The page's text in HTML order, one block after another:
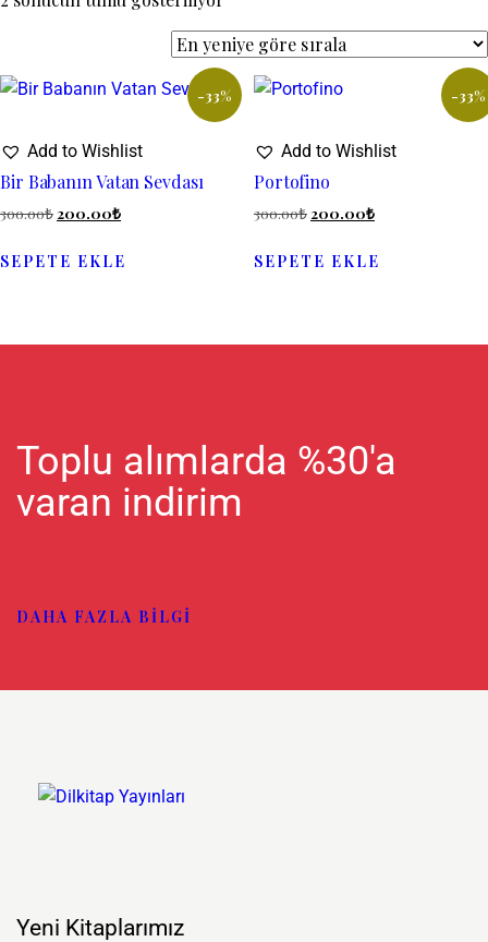
-33%
Add to Wishlist
Bir Babanın Vatan Sevdası
300.00₺200.00₺
SEPETE EKLE
-33%
Add to Wishlist
Portofino
300.00₺200.00₺
SEPETE EKLE
Toplu alımlarda %30'a
varan indirim
DAHA FAZLA BILGI
Yeni Kitaplarımız